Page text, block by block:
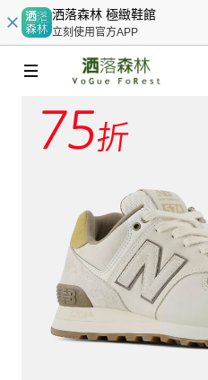
洒落森林 極緻鞋館
立刻使用官方APP